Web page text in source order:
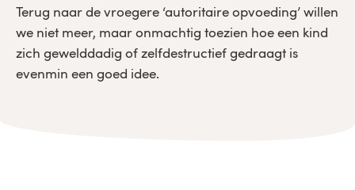
Terug naar de vroegere ‘autoritaire opvoeding’ willen
we niet meer, maar onmachtig toezien hoe een kind
zich gewelddadig of zelfdestructief gedraagt is
evenmin een goed idee.